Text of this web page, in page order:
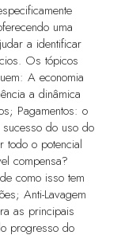
uma
a identificar
Os tópicos
A economia
a dinâmica
Pagamentos: o
do uso do
todo o potencial
compensa?
como isso tem
Anti-Lavagem
as principais
progresso do